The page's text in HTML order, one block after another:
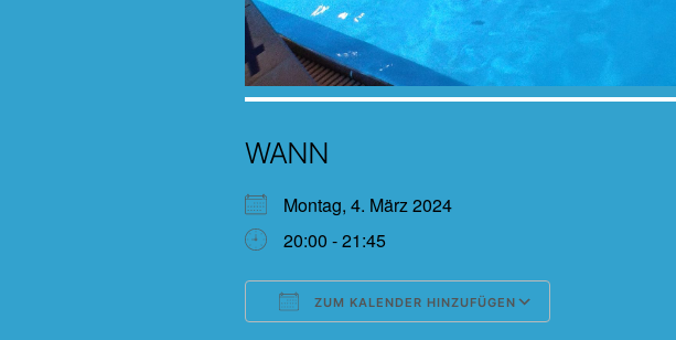
WANN
Montag, 4. März 2024
20:00 - 21:45
ZUM KALENDER HINZUFÜGEN